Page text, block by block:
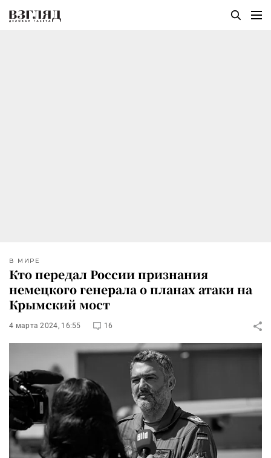
В МИРЕ
Кто передал России признания
немецкого генерала о планах атаки на
Крымский мост
4 марта 2024, 16:55 16